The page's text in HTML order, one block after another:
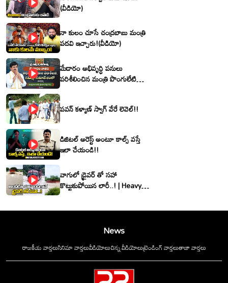
(వీడియో)
నా కులం చూసే చంద్రబాబు మంత్రి
పదవి ఇచ్చారు!(వీడియో)
మేడారం అభివృద్ధి పనులు
పరిశీలించిన మంత్రి పొంగులేటి
పవన్ కళ్యాణ్ స్వాగ్ వేరే లెవెల్!!
డిజిటల్ అరెస్ట్ అంటూ కాల్స్ వస్తే
ఇలా చేయండి!!
వాగులో డ్రైవర్ తో సహా
కొట్టుకుపోయిన లారీ..! | Heavy
News
రాజకీయ వార్తలుసినిమా వార్తలువీడియోలుచిన్న వీడియోలుట్రెండింగ్ వార్తలుతాజా వార్తలు